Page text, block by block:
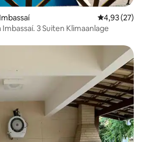
4,93 (27)
3 Suiten Klimaanlage